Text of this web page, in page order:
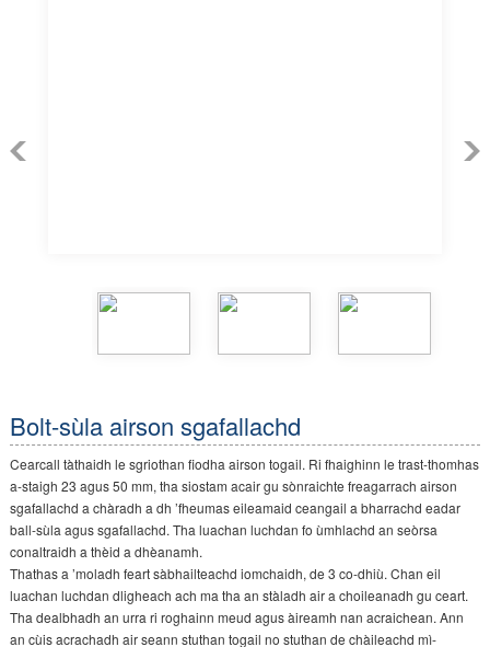
Bolt-sùla airson sgafallachd
Cearcall tàthaidh le sgriothan fiodha airson togail. Ri fhaighinn le trast-thomhas
a-staigh 23 agus 50 mm, tha siostam acair gu sònraichte freagarrach airson
sgafallachd a chàradh a dh ’fheumas eileamaid ceangail a bharrachd eadar
ball-sùla agus sgafallachd. Tha luachan luchdan fo ùmhlachd an seòrsa
conaltraidh a thèid a dhèanamh.
Thathas a ’moladh feart sàbhailteachd iomchaidh, de 3 co-dhiù. Chan eil
luachan luchdan dligheach ach ma tha an stàladh air a choileanadh gu ceart.
Tha dealbhadh an urra ri roghainn meud agus àireamh nan acraichean. Ann
an cùis acrachadh air seann stuthan togail no stuthan de chàileachd mì-